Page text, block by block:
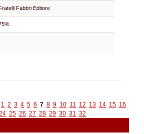
Fabbri Editore
1 2 3 4 5 6 7 8 9 10 11 12 13 14 15 16
25 26 27 28 29 30 31 32